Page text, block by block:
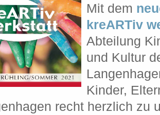
Mit dem
kreARTiv
Abteilung
und Kultur
Kinder,
recht herzlich zu